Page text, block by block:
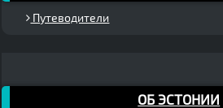
Путеводители
ОБ ЭСТОНИИ